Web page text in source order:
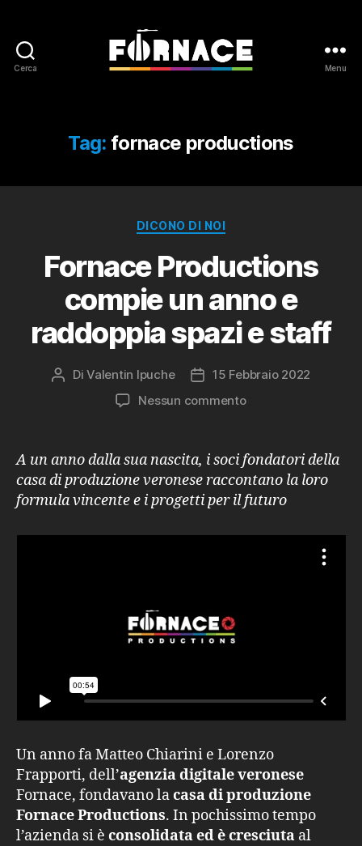
Cerca Menu
Tag: fornace productions
Categorie
DICONO DI NOI
Fornace Productions
compie un anno e
raddoppia spazi e staff
Autore
DiValentin Ipuche
Data15 Febbraio 2022
Nessun commentosu
compie
anno
e
A un anno dalla sua nascita, i soci fondatori della
casa di produzione veronese raccontano la loro
formula vincente e i progetti per il futuro
Un anno fa Matteo Chiarini e Lorenzo
Frapporti, dell’agenzia digitale veronese
Fornace, fondavano lacasa di produzione
Fornace Productions. In pochissimo tempo
l’azienda si è consolidata ed è cresciuta al